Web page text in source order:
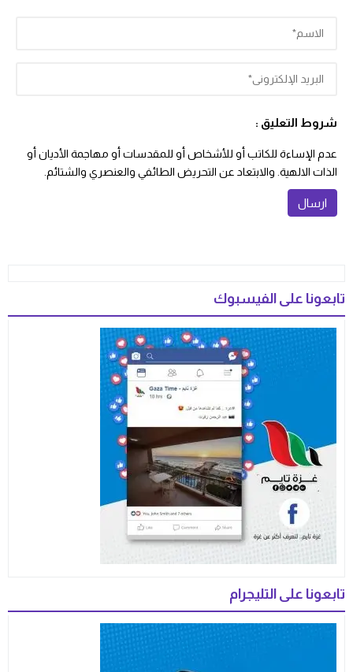
شروط التعليق :
عدم الإساءة للكاتب أو للأشخاص أو للمقدسات أو مهاجمة الأديان أو
الذات الالهية. والابتعاد عن التحريض الطائفي والعنصري والشتائم.
تابعونا على الفيسبوك
تابعونا على التليجرام